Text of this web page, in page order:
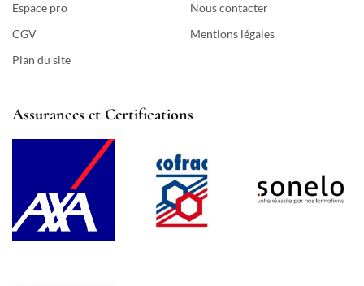
Espace pro
CGV
Plan du site
Nous contacter
Mentions légales
Assurances et Certifications